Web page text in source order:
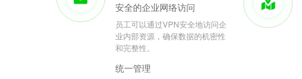
安全的企业网络访问
员工可以通过VPN安全地访问企
业内部资源，确保数据的机密性
和完整性。
统一管理